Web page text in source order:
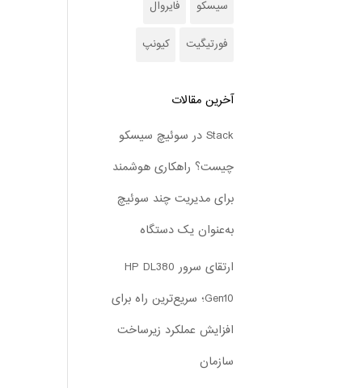
سیسکو فایروال
فورتیگیت کیونپ
آخرین مقالات
Stack در سوئیچ سیسکو
چیست؟ راهکاری هوشمند
برای مدیریت چند سوئیچ
به‌عنوان یک دستگاه
ارتقای سرور HP DL380
Gen10؛ سریع‌ترین راه برای
افزایش عملکرد زیرساخت
سازمان